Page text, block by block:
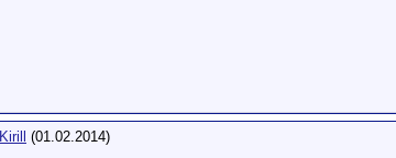
Kirill (01.02.2014)